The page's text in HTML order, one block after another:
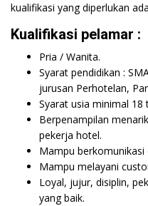
kualifikasi yang diperlukan
Kualifikasi pelamar :
Pria / Wanita.
Syarat pendidikan :
jurusan Perhotelan,
Syarat usia minimal 18
Berpenampilan
pekerja hotel.
Mampu berkomunikasi
Mampu melayani
Loyal, jujur, disiplin,
yang baik.